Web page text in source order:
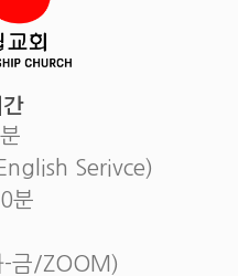
Serivce)
분
-금/ZOOM)